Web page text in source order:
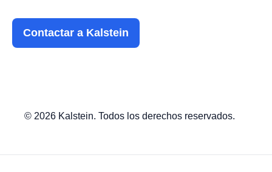
Contactar a Kalstein
© 2026 Kalstein. Todos los derechos reservados.